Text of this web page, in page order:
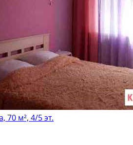
70 м², 4/5 эт.